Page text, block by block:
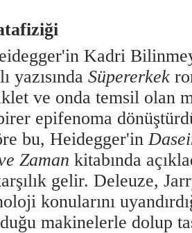
Kadri
yazısında Süpererkek
ve onda temsil olan
epifenoma
bu, Heidegger'in
Zaman kitabında
gelir. Deleuze,
konularını
makinelerle dolup